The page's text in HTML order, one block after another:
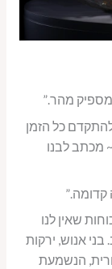
מהר.”
כל הזמן
מכתב לבנו
שאין לנו
אנוש, ירקות
הנשמעת